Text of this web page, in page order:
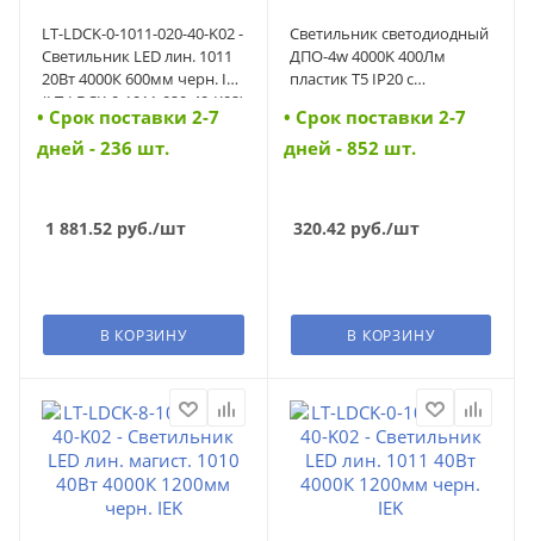
LT-LDCK-0-1011-020-40-K02 -
Светильник LED лин. 1011
20Вт 4000К 600мм черн. IEK
(LT-LDCK-0-1011-020-40-K02)
• Cрок поставки 2-7
дней - 236 шт.
1 881.52 руб./шт
В КОРЗИНУ
Светильник светодиодный
ДПО-4w 4000K 400Лм
пластик Т5 IP20 с
(LDBO0-3001-4-4000-K01)
(LDBO0-3001-4-4000-K01)
• Cрок поставки 2-7
дней - 852 шт.
320.42руб./шт
В КОРЗИНУ